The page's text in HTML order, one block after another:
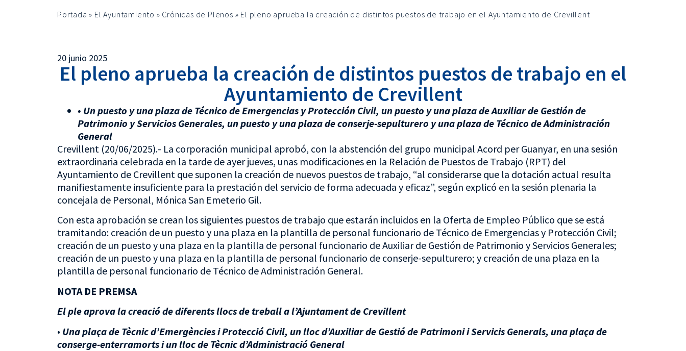
Portada » El Ayuntamiento » Crónicas de Plenos » El pleno aprueba la creación de distintos puestos de trabajo en el Ayuntamiento de Crevillent
20 junio 2025
El pleno aprueba la creación de distintos puestos de trabajo en el
Ayuntamiento de Crevillent
• Un puesto y una plaza de Técnico de Emergencias y Protección Civil, un puesto y una plaza de Auxiliar de Gestión de
Patrimonio y Servicios Generales, un puesto y una plaza de conserje-sepulturero y una plaza de Técnico de Administración
General
Crevillent (20/06/2025).- La corporación municipal aprobó, con la abstención del grupo municipal Acord per Guanyar, en una sesión
extraordinaria celebrada en la tarde de ayer jueves, unas modificaciones en la Relación de Puestos de Trabajo (RPT) del
Ayuntamiento de Crevillent que suponen la creación de nuevos puestos de trabajo, “al considerarse que la dotación actual resulta
manifiestamente insuficiente para la prestación del servicio de forma adecuada y eficaz”, según explicó en la sesión plenaria la
concejala de Personal, Mónica San Emeterio Gil.
Con esta aprobación se crean los siguientes puestos de trabajo que estarán incluidos en la Oferta de Empleo Público que se está
tramitando: creación de un puesto y una plaza en la plantilla de personal funcionario de Técnico de Emergencias y Protección Civil;
creación de un puesto y una plaza en la plantilla de personal funcionario de Auxiliar de Gestión de Patrimonio y Servicios Generales;
creación de un puesto y una plaza en la plantilla de personal funcionario de conserje-sepulturero; y creación de una plaza en la
plantilla de personal funcionario de Técnico de Administración General.
NOTA DE PREMSA
El ple aprova la creació de diferents llocs de treball a l’Ajuntament de Crevillent
• Una plaça de Tècnic d’Emergències i Protecció Civil, un lloc d’Auxiliar de Gestió de Patrimoni i Servicis Generals, una plaça de
conserge-enterramorts i un lloc de Tècnic d’Administració General